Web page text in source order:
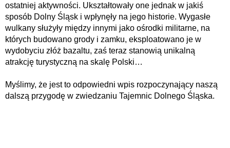
ostatniej aktywności. Ukształtowały one jednak w jakiś
sposób Dolny Śląsk i wpłynęły na jego historie. Wygasłe
wulkany służyły między innymi jako ośrodki militarne, na
których budowano grody i zamku, eksploatowano je w
wydobyciu złóż bazaltu, zaś teraz stanowią unikalną
atrakcję turystyczną na skalę Polski…
Myślimy, że jest to odpowiedni wpis rozpoczynający naszą
dalszą przygodę w zwiedzaniu Tajemnic Dolnego Śląska.